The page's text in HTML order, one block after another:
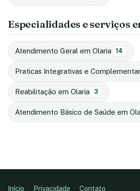
Especialidades e serviços
Atendimento Geral em Olaria 14
Praticas Integrativas e
Reabilitação em Olaria 3
Atendimento Básico de Saúde em
Início · Privacidade · Contato